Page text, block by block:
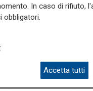
partecipazione
spettacolo,
prestigio.
de I Pirati dei
Fabrizio Casalino,
In caso di rifiuto,
obbligatori.
Accetta tutti